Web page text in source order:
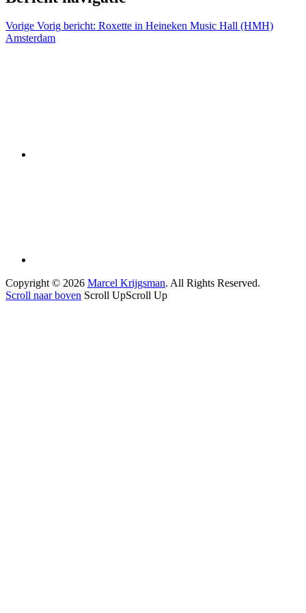
Vorige Vorig bericht: Roxette in Heineken Music Hall (HMH)
Amsterdam
Copyright © 2026 Marcel Krijgsman. All Rights Reserved.
Scroll naar boven Scroll UpScroll Up